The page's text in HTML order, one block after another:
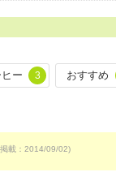
ー 3 おすすめ
載：2014/09/02)